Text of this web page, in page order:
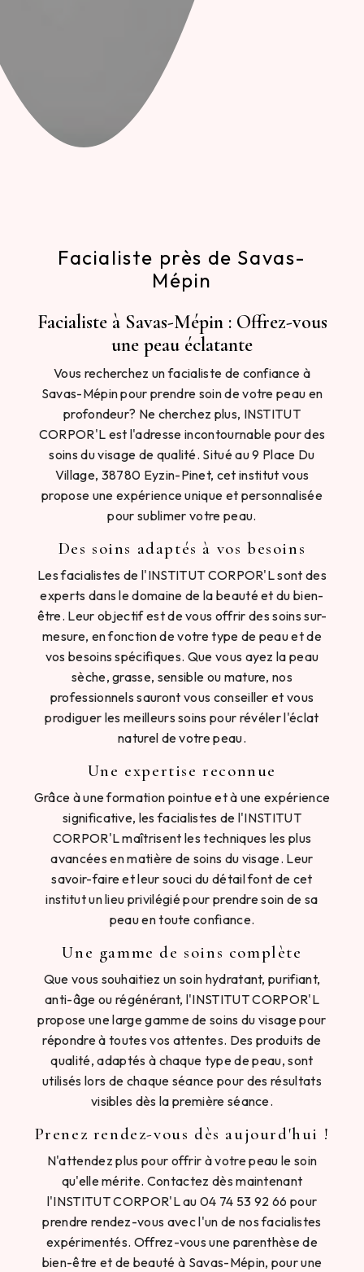
Facialiste près de Savas-
Mépin
Facialiste à Savas-Mépin : Offrez-vous
une peau éclatante
Vous recherchez un facialiste de confiance à
Savas-Mépin pour prendre soin de votre peau en
profondeur? Ne cherchez plus, INSTITUT
CORPOR'L est l'adresse incontournable pour des
soins du visage de qualité. Situé au 9 Place Du
Village, 38780 Eyzin-Pinet, cet institut vous
propose une expérience unique et personnalisée
pour sublimer votre peau.
Des soins adaptés à vos besoins
Les facialistes de l'INSTITUT CORPOR'L sont des
experts dans le domaine de la beauté et du bien-
être. Leur objectif est de vous offrir des soins sur-
mesure, en fonction de votre type de peau et de
vos besoins spécifiques. Que vous ayez la peau
sèche, grasse, sensible ou mature, nos
professionnels sauront vous conseiller et vous
prodiguer les meilleurs soins pour révéler l'éclat
naturel de votre peau.
Une expertise reconnue
Grâce à une formation pointue et à une expérience
significative, les facialistes de l'INSTITUT
CORPOR'L maîtrisent les techniques les plus
avancées en matière de soins du visage. Leur
savoir-faire et leur souci du détail font de cet
institut un lieu privilégié pour prendre soin de sa
peau en toute confiance.
Une gamme de soins complète
Que vous souhaitiez un soin hydratant, purifiant,
anti-âge ou régénérant, l'INSTITUT CORPOR'L
propose une large gamme de soins du visage pour
répondre à toutes vos attentes. Des produits de
qualité, adaptés à chaque type de peau, sont
utilisés lors de chaque séance pour des résultats
visibles dès la première séance.
Prenez rendez-vous dès aujourd'hui !
N'attendez plus pour offrir à votre peau le soin
qu'elle mérite. Contactez dès maintenant
l'INSTITUT CORPOR'L au 04 74 53 92 66 pour
prendre rendez-vous avec l'un de nos facialistes
expérimentés. Offrez-vous une parenthèse de
bien-être et de beauté à Savas-Mépin, pour une